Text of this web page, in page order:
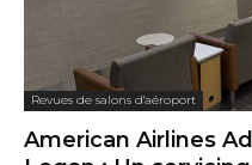
Revues de salons d'aéroport
American Airlines